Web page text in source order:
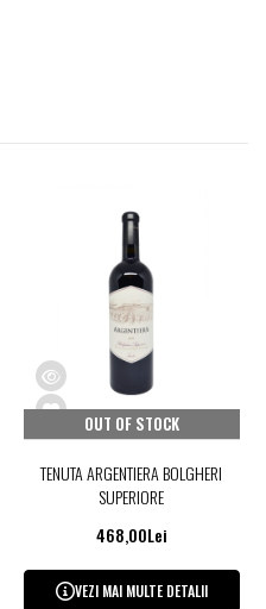
OUT OF STOCK
TENUTA ARGENTIERA BOLGHERI
SUPERIORE
468,00Lei
VEZI MAI MULTE DETALII